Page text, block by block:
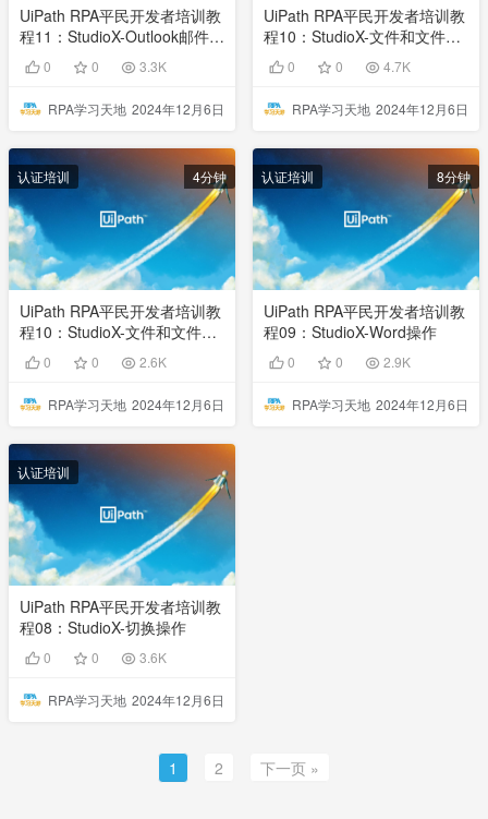
UiPath RPA平民开发者培训教
程11：StudioX-Outlook邮件自
动化0 0 3.3K
RPA学习天地 2024年12月6日
UiPath RPA平民开发者培训教
程10：StudioX-文件和文件夹
操作0 0 4.7K
RPA学习天地 2024年12月6日
认证培训 4分钟
UiPath RPA平民开发者培训教
程10：StudioX-文件和文件夹
操作0 0 2.6K
RPA学习天地 2024年12月6日
认证培训 8分钟
UiPath RPA平民开发者培训教
程09：StudioX-Word操作
0 0 2.9K
RPA学习天地 2024年12月6日
认证培训
UiPath RPA平民开发者培训教
程08：StudioX-切换操作
0 0 3.6K
RPA学习天地 2024年12月6日
1 2 下一页 »